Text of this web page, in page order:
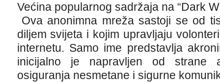
Većina popularnog sadržaja na “Dark
Ova anonimna mreža sastoji se od
diljem svijeta i kojim upravljaju
internetu. Samo ime predstavlja
inicijalno je napravljen od strane
osiguranja nesmetane i sigurne